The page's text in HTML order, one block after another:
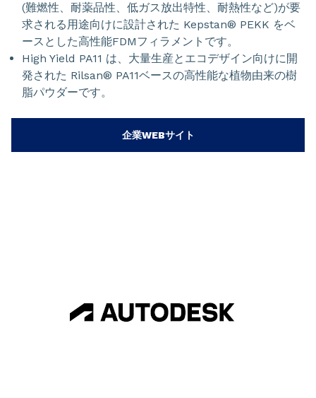
(難燃性、耐薬品性、低ガス放出特性、耐熱性など)が要
求される用途向けに設計された Kepstan® PEKK をベ
ースとした高性能FDMフィラメントです。
High Yield PA11 は、大量生産とエコデザイン向けに開
発された Rilsan® PA11ベースの高性能な植物由来の樹
脂パウダーです。
企業WEBサイト